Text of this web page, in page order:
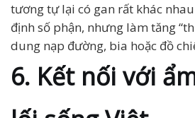
tương tự lại có gan rất khác
định số phận, nhưng làm tăng
dung nạp đường, bia hoặc đồ
6. Kết nối với